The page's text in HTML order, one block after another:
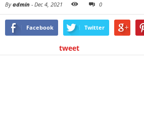
Byadmin - Dec 4, 2021 0
Facebook Twitter
tweet